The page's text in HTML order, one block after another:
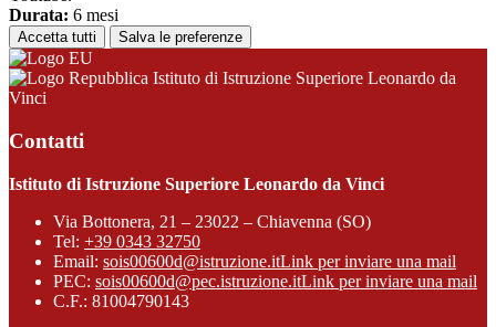
Durata: 6 mesi
Accetta tutti Salva le preferenze
Istituto di Istruzione Superiore Leonardo da
Vinci
Contatti
Istituto di Istruzione Superiore Leonardo da Vinci
Via Bottonera, 21 – 23022 – Chiavenna (SO)
Tel: +39 0343 32750
Email: sois00600d@istruzione.itLink per inviare una mail
PEC: sois00600d@pec.istruzione.itLink per inviare una mail
C.F.: 81004790143